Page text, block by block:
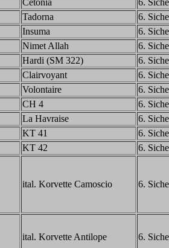
Cetonia
6.
Tadorna
6.
Insuma
6.
Nimet Allah
6.
Hardi (SM 322)
6.
Clairvoyant
6.
Volontaire
6.
CH 4
6.
La Havraise
6.
KT 41
6.
KT 42 6.
ital. Korvette Camoscio 6.
ital. Korvette Antilope 6.